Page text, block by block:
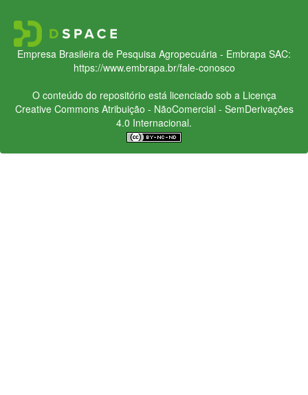
Empresa Brasileira de Pesquisa Agropecuária - Embrapa SAC:
https://www.embrapa.br/fale-conosco
O conteúdo do repositório está licenciado sob a Licença
Creative CommonsAtribuição - NãoComercial - SemDerivações
4.0 Internacional.